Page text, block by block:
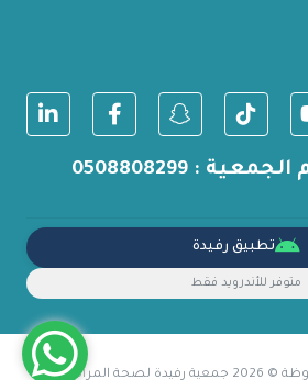
: 0508808299
تطبيق رفيدة
متوفر للأندرويد فقط
لصحة المرأة